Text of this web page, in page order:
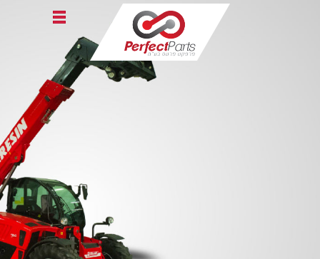
Home
אודות פרפקט פרטס
טרקטורים חקלאיים
ציוד הנדסי
מעמיס אופני
צור קשר
English
Italiano